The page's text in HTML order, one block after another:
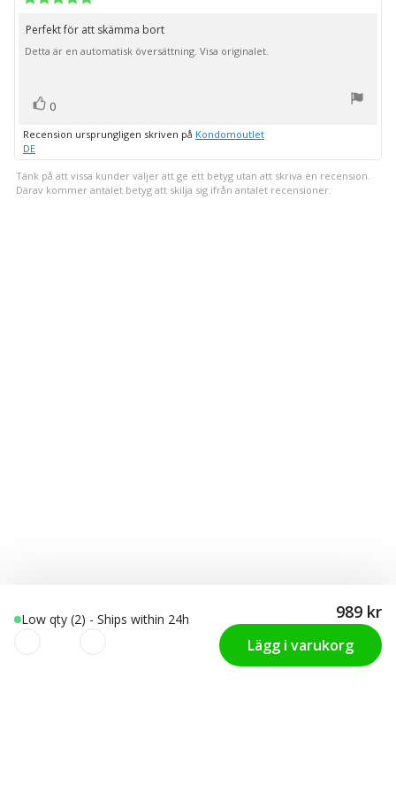
Low qty (2) - Ships within 24h 989 kr
Lägg i varukorg
utav
5
stjärnor
Recensionstext:
Perfekt för att skämma bort
Detta är en automatisk översättning. Visa originalet.
Rösta
0
Recension ursprungligen skriven på Kondomoutlet
DE
Tänk på att vissa kunder väljer att ge ett betyg utan att skriva en recension.
Därav kommer antalet betyg att skilja sig ifrån antalet recensioner.